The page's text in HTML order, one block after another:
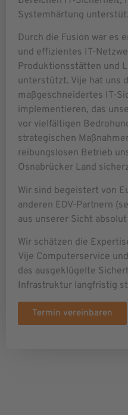
Systemhärtung
Durch die Fusion war es
und effizientes IT-
Produktionsstätten und
unterstützt. Vije hat uns
maßgeschneidertes IT-
implementieren, das
vor vielfältigen
strategischen
reibungslosen Betrieb
Osnabrücker Land
Wir sind begeistert von
anderen EDV-Partnern
aus unserer Sicht
Wir schätzen die
Vije Computerservice
das ausgeklügelte
Infrastruktur langfristig
Termin vereinbaren